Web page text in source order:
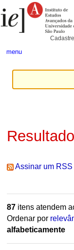
para
conteúdo.
Pessoais
menu
Assinar um
87itens atendem
Ordenar por
alfabeticamente